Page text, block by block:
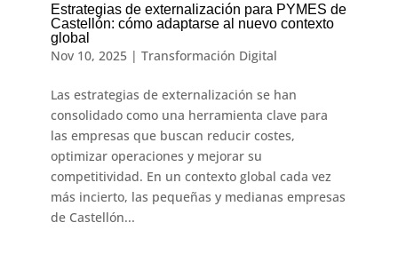
Estrategias de externalización para PYMES de
Castellón: cómo adaptarse al nuevo contexto
global
Nov 10, 2025| Transformación Digital
Las estrategias de externalización se han
consolidado como una herramienta clave para
las empresas que buscan reducir costes,
optimizar operaciones y mejorar su
competitividad. En un contexto global cada vez
más incierto, las pequeñas y medianas empresas
de Castellón...